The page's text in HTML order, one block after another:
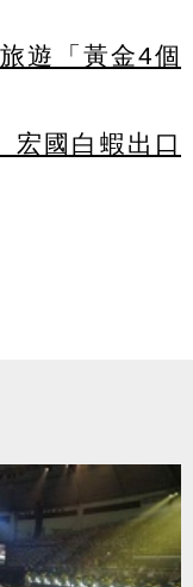
遊「黃金4個
宏國白蝦出口